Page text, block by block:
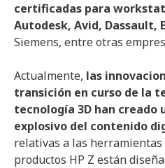
certificadas para
Autodesk, Avid, Dassault,
Siemens, entre otras
Actualmente, las
transición en curso de la
tecnología 3D han creado
explosivo del contenido
relativas a las herramientas
productos HP Z están